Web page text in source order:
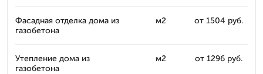
Фасадная отделка дома из
газобетона
м2 от 1504 руб.
Утепление дома из
газобетона
м2 от 1296 руб.